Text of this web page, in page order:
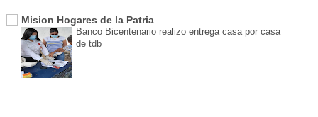
Mision Hogares de la Patria
Banco Bicentenario realizo entrega casa por casa
de tdb